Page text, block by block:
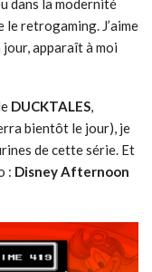
dans la modernité
le retrogaming. J’aime
jour, apparaît à moi
DUCKTALES,
bientôt le jour), je
de cette série. Et
: Disney Afternoon